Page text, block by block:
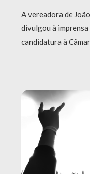
A vereadora de
divulgou à
candidatura à